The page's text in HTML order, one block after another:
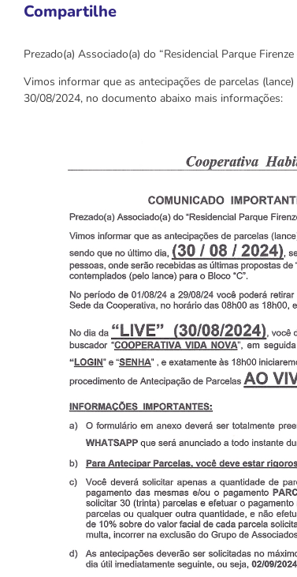
Compartilhe
Prezado(a) Associado(a) do “Residencial Parque
Vimos informar que as antecipações de parcelas
30/08/2024, no documento abaixo mais informações: